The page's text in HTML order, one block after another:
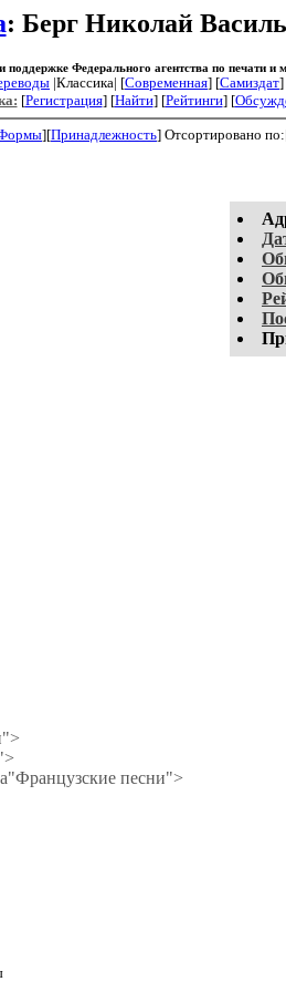
: Берг Николай
поддержке Федерального агентства по печати
|Классика| [Современная] [Самиздат]
[Регистрация] [Найти] [Рейтинги] [
][Принадлежность] Отсортировано
песни">